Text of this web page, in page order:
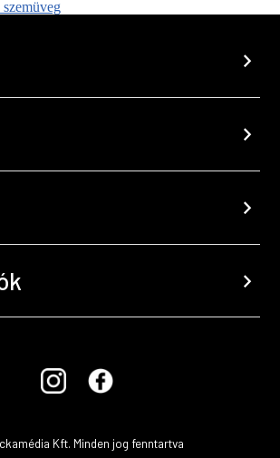
chevron_right
chevron_right
chevron_right
chevron_right
Kft. Minden jog fenntartva